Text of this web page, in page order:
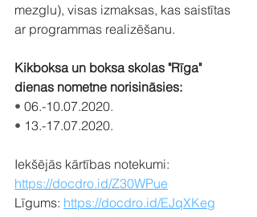
mezglu), visas izmaksas, kas saistītas
ar programmas realizēšanu.
Kikboksa un boksa skolas "Rīga"
dienas nometne norisināsies:
• 06.-10.07.2020.
• 13.-17.07.2020.
Iekšējās kārtības notekumi:
https://docdro.id/Z30WPue
Līgums: https://docdro.id/EJqXKeg